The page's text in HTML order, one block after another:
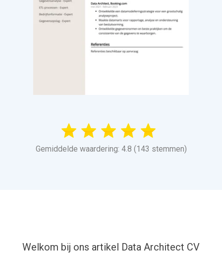
Gemiddelde waardering: 4.8 (143 stemmen)
Welkom bij ons artikel Data Architect CV